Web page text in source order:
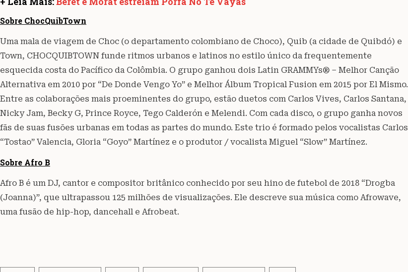
Sobre ChocQuibTown
Uma mala de viagem de Choc (o departamento colombiano de Choco), Quib (a cidade de Quibdó) e
Town, CHOCQUIBTOWN funde ritmos urbanos e latinos no estilo único da frequentemente
esquecida costa do Pacífico da Colômbia. O grupo ganhou dois Latin GRAMMYs® – Melhor Canção
Alternativa em 2010 por “De Donde Vengo Yo” e Melhor Álbum Tropical Fusion em 2015 por El Mismo.
Entre as colaborações mais proeminentes do grupo, estão duetos com Carlos Vives, Carlos Santana,
Nicky Jam, Becky G, Prince Royce, Tego Calderón e Melendi. Com cada disco, o grupo ganha novos
fãs de suas fusões urbanas em todas as partes do mundo. Este trio é formado pelos vocalistas Carlos
“Tostao” Valencia, Gloria “Goyo” Martínez e o produtor / vocalista Miguel “Slow” Martínez.
Sobre Afro B
Afro B é um DJ, cantor e compositor britânico conhecido por seu hino de futebol de 2018 “Drogba
(Joanna)”, que ultrapassou 125 milhões de visualizações. Ele descreve sua música como Afrowave,
uma fusão de hip-hop, dancehall e Afrobeat.